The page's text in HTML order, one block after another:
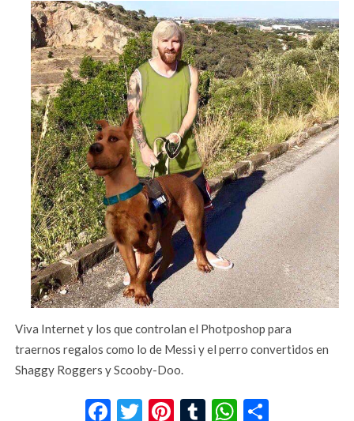
Viva Internet y los que controlan el Photposhop para
traernos regalos como lo de Messi y el perro convertidos en
Shaggy Roggers y Scooby-Doo.
Facebook
Twitter
Pinterest
TumblrWhatsApp